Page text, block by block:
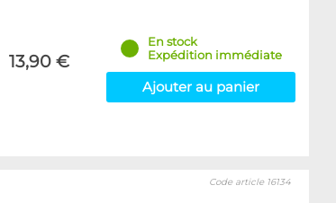
13,90 €
En stock
Expédition immédiate
Ajouter au panier
Code article 16134